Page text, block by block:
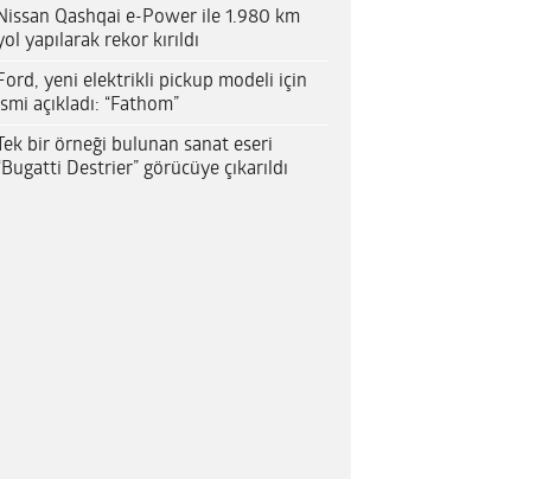
Qashqai e-Power ile 1.980 km
yapılarak rekor kırıldı
yeni elektrikli pickup modeli için
açıkladı: “Fathom”
Tek bir örneği bulunan sanat eseri
Destrier” görücüye çıkarıldı